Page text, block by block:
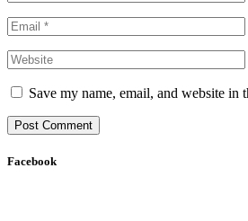
Save my name, email, and website
Facebook